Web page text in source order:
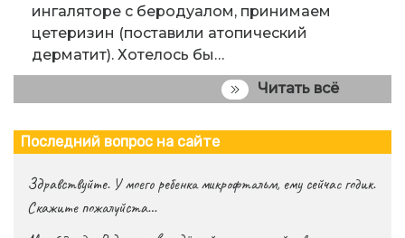
ингаляторе с беродуалом, принимаем
цетеризин (поставили атопический
дерматит). Хотелось бы…
Читать всё
Последний вопрос на сайте
Здравствуйте. У моего ребенка микрофтальм, ему сейчас годик.
Скажите пожалуйста…